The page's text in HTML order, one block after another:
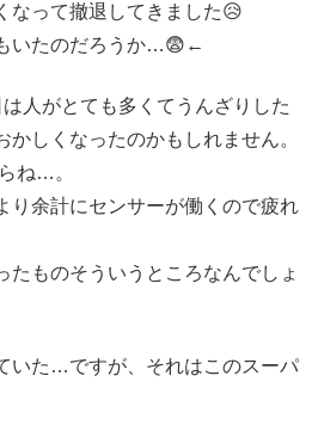
なって撤退してきました😥
いたのだろうか…😨←
人がとても多くてうんざりした
しくなったのかもしれません。
ね…。
り余計にセンサーが働くので疲れ
たものそういうところなんでしょ
いた…ですが、それはこのスーパ